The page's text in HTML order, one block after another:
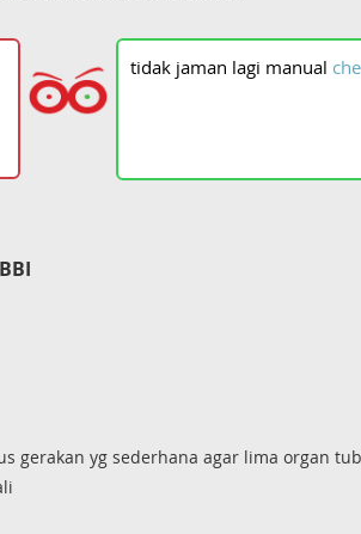
tidak jaman lagi manual
gerakan yg sederhana agar lima organ